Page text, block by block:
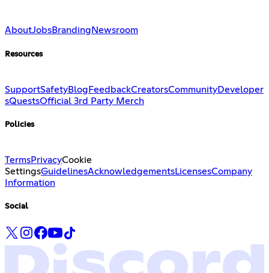
AboutJobsBranding Newsroom
Resources
SupportSafetyBlog FeedbackCreatorsCommunityDeveloper
sQuestsOfficial 3rd Party Merch
Policies
TermsPrivacyCookie
SettingsGuidelinesAcknowledgementsLicensesCompany
Information
Social